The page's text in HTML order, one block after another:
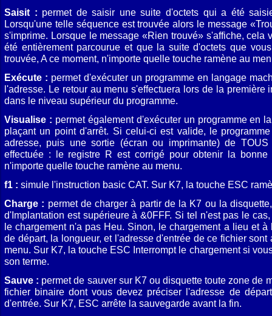
Saisit : permet de saisir une suite d'octets qui a été
Lorsqu'une telle séquence est trouvée alors le message
s'imprime. Lorsque le message «Rien trouvé» s'affiche, cela
été entièrement parcourue et que la suite d'octets que
trouvée, A ce moment, n'importe quelle touche ramène au
Exécute : permet d'exécuter un programme en langage
l'adresse. Le retour au menu s'effectuera lors de la première
dans le niveau supérieur du programme.
Visualise : permet également d'exécuter un programme en
plaçant un point d'arrêt. Si celui-ci est valide, le
adresse, puis une sortie (écran ou imprimante) de
effectuée : le registre R est corrigé pour obtenir la bonne
n'importe quelle touche ramène au menu.
f1 : simule l'instruction basic CAT. Sur K7, la touche ESC
Charge : permet de charger à partir de la K7 ou la
d'Implantation est supérieure à &0FFF. Si tel n'est pas le
le chargement n'a pas Heu. Sinon, le chargement a lieu et
de départ, la longueur, et l'adresse d'entrée de ce fichier
menu. Sur K7, la touche ESC Interrompt le chargement si
son terme.
Sauve : permet de sauver sur K7 ou disquette toute zone de
fichier binaire dont vous devez préciser l'adresse de
d'entrée. Sur K7, ESC arrête la sauvegarde avant la fin.